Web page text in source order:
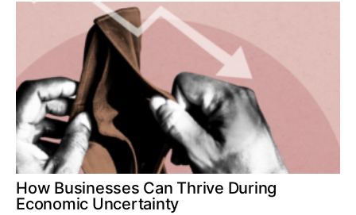
How Businesses Can Thrive During
Economic Uncertainty